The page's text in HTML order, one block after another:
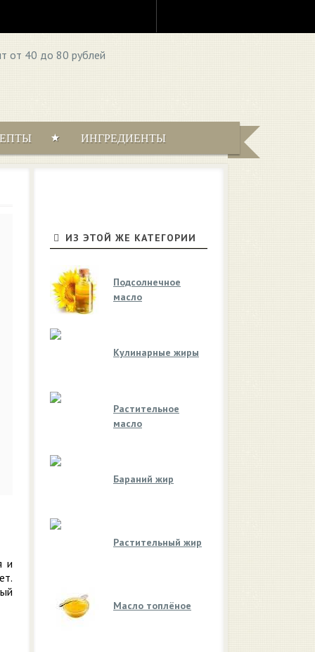
ИНГРЕДИЕНТЫ
и
ИЗ ЭТОЙ ЖЕ КАТЕГОРИИ
Подсолнечное
масло
Кулинарные жиры
Растительное
масло
Бараний жир
Растительный жир
Масло топлёное